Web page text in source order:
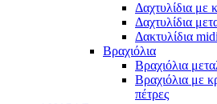
Δαχτυλίδια με
Δαχτυλίδια
Δακτυλίδια midi
Βραχιόλια
Βραχιόλια
Βραχιόλια με
πέτρες